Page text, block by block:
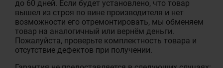
до 60 дней. Если будет установлено, что товар
вышел из строя по вине производителя и нет
возможности его отремонтировать, мы обменяем
товар на аналогичный или вернём деньги.
Пожалуйста, проверьте комплектность товара и
отсутствие дефектов при получении.